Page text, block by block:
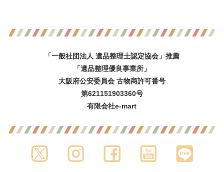
「一般社団法人 遺品整理士認定協会」推薦
「遺品整理優良事業所」
大阪府公安委員会 古物商許可番号
第621151903360号
有限会社e-mart